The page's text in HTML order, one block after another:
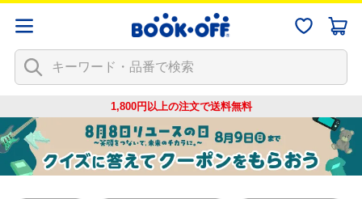
1,800円以上の注文で送料無料